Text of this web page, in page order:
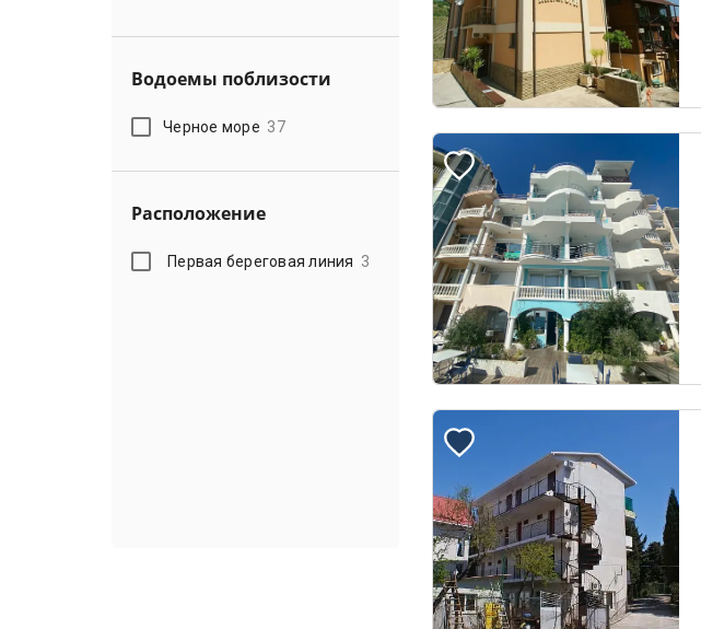
Водоемы поблизости
Черное море 37
Расположение
Первая береговая линия 3